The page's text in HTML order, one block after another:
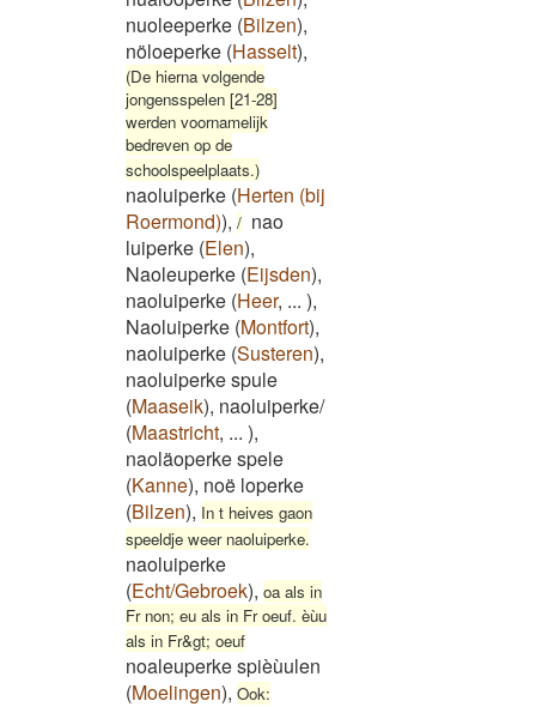
nuoleeperke (Bilzen),
nöloeperke (Hasselt),
(De hierna volgende
jongensspelen [21-28]
werden voornamelijk
bedreven op de
schoolspeelplaats.)
naoluiperke (Herten (bij
Roermond)), / nao
luiperke (Elen),
Naoleuperke (Eijsden),
naoluiperke (Heer, ... ),
Naoluiperke (Montfort),
naoluiperke (Susteren),
naoluiperke spule
(Maaseik), naoluiperke/
(Maastricht, ... ),
naoläoperke spele
(Kanne), noë loperke
(Bilzen), In t heives gaon
speeldje weer naoluiperke.
naoluiperke
(Echt/Gebroek), oa als in
Fr non; eu als in Fr oeuf. èùu
als in Fr&gt; oeuf
noaleuperke spièùulen
(Moelingen), Ook: